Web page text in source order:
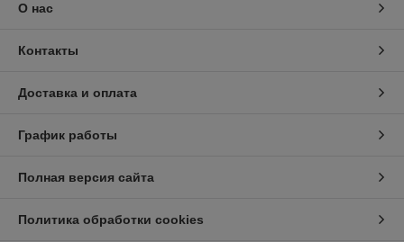
О нас
Контакты
Доставка и оплата
График работы
Полная версия сайта
Политика обработки cookies